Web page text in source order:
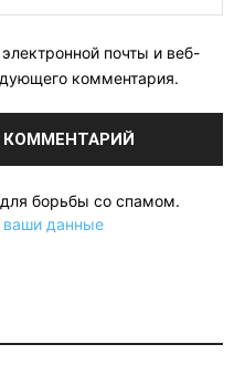
почты и веб-
комментария.
для борьбы со спамом.
ваши данные